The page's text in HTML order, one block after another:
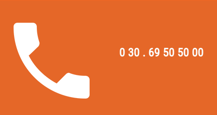
0 30 . 69 50 50 00